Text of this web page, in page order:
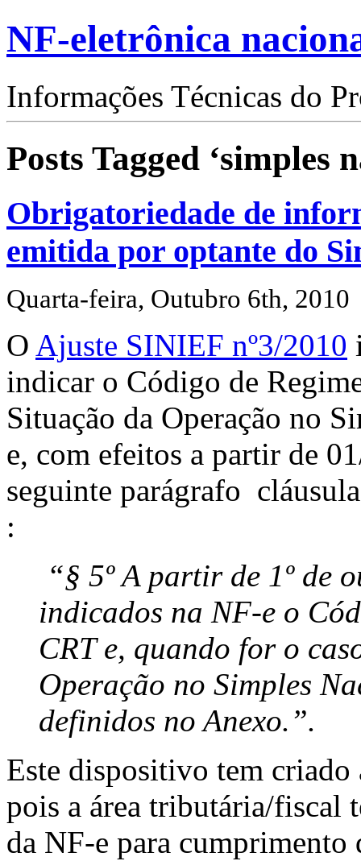
NF-eletrônica
Informações Técnicas do
Posts Tagged ‘simples
Obrigatoriedade de
emitida por optante do
Quarta-feira, Outubro 6th, 2010
O Ajuste SINIEF nº3/2010
indicar o Código de
Situação da Operação no
e, com efeitos a partir de
seguinte parágrafo
:
“§ 5º A partir de 1º de
indicados na NF-e o
CRT e, quando for o
Operação no Simples
definidos no Anexo.”.
Este dispositivo tem criado
pois a área tributária/fiscal
da NF-e para cumprimento